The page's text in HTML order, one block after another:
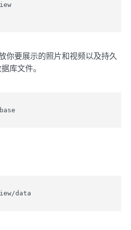
你要展示的照片和视频以及持久
库文件。
data